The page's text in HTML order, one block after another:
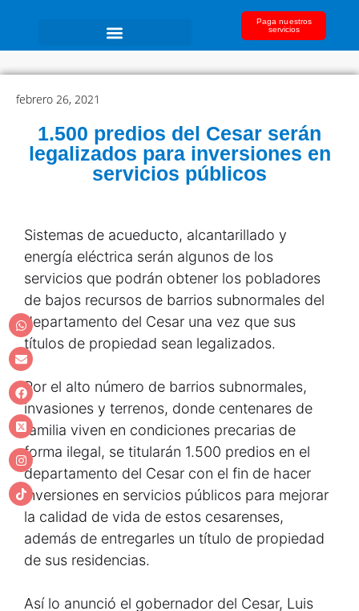
Paga nuestros
servicios
febrero 26, 2021
1.500 predios del Cesar serán
legalizados para inversiones en
servicios públicos
Sistemas de acueducto, alcantarillado y
energía eléctrica serán algunos de los
servicios que podrán obtener los pobladores
de bajos recursos de barrios subnormales del
departamento del Cesar una vez que sus
títulos de propiedad sean legalizados.
Por el alto número de barrios subnormales,
invasiones y terrenos, donde centenares de
familia viven en condiciones precarias de
forma ilegal, se titularán 1.500 predios en el
departamento del Cesar con el fin de hacer
inversiones en servicios públicos para mejorar
la calidad de vida de estos cesarenses,
además de entregarles un título de propiedad
de sus residencias.
Así lo anunció el gobernador del Cesar, Luis